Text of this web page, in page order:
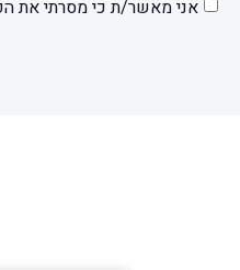
אני מאשר/ת כי מסרתי את